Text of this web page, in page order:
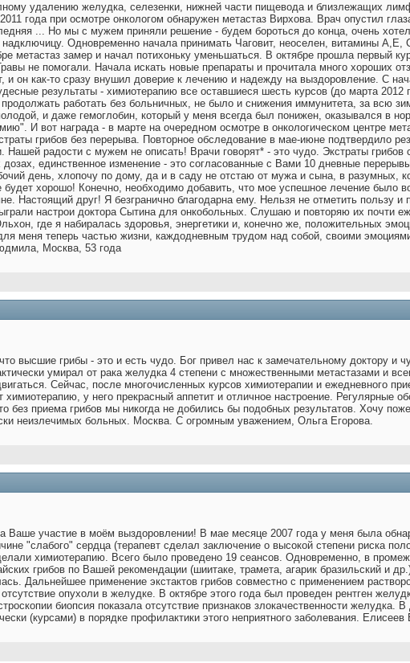
удалению желудка, селезенки, нижней части пищевода и близлежащих
года при осмотре онкологом обнаружен метастаз Вирхова. Врач опустил
... Но мы с мужем приняли решение - будем бороться до конца, очень
Одновременно начала принимать Чаговит, неоселен, витамины А,Е,
метастаз замер и начал потихоньку уменьшаться. В октябре прошла первый
не помогали. Начала искать новые препараты и прочитала много хороших
и он как-то сразу внушил доверие к лечению и надежду на выздоровление. С
результаты - химиотерапию все оставшиеся шесть курсов (до марта 2012
работать без больничных, не было и снижения иммунитета, за всю
и даже гемоглобин, который у меня всегда был понижен, оказывался в
И вот награда - в марте на очередном осмотре в онкологическом центре
грибов без перерыва. Повторное обследование в мае-июне подтвердило
Нашей радости с мужем не описать! Врачи говорят* - это чудо. Экстраты
единственное изменение - это согласованные с Вами 10 дневные
день, хлопочу по дому, да и в саду не отстаю от мужа и сына, в разумных,
хорошо! Конечно, необходимо добавить, что мое успешное лечение было
Настоящий друг! Я безгранично благодарна ему. Нельзя не отметить пользу и
настрои доктора Сытина для онкобольных. Слушаю и повторяю их почти
где я набиралась здоровья, энергетики и, конечно же, положительных
меня теперь частью жизни, каждодневным трудом над собой, своими
Москва, 53 года
высшие грибы - это и есть чудо. Бог привел нас к замечательному доктору и
умирал от рака желудка 4 степени с множественными метастазами и
Сейчас, после многочисленных курсов химиотерапии и ежедневного
у него прекрасный аппетит и отличное настроение. Регулярные
без приема грибов мы никогда не добились бы подобных результатов. Хочу
неизлечимых больных. Москва. С огромным уважением, Ольга Егорова.
участие в моём выздоровлении! В мае месяце 2007 года у меня была
"слабого" сердца (терапевт сделал заключение о высокой степени риска
химиотерапию. Всего было проведено 19 сеансов. Одновременно, в
грибов по Вашей рекомендации (шиитаке, трамета, агарик бразильский и
Дальнейшее применение экстактов грибов совместно с применением
опухоли в желудке. В октябре этого года был проведен рентген
биопсия показала отсутствие признаков злокачественности
(курсами) в порядке профилактики этого неприятного заболевания. Елисеев